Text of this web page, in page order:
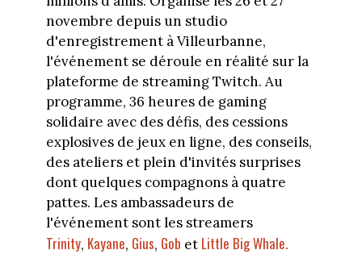
novembre depuis un studio
d'enregistrement à Villeurbanne,
l'événement se déroule en réalité sur la
plateforme de streaming Twitch. Au
programme, 36 heures de gaming
solidaire avec des défis, des cessions
explosives de jeux en ligne, des conseils,
des ateliers et plein d'invités surprises
dont quelques compagnons à quatre
pattes. Les ambassadeurs de
l'événement sont les streamers
Trinity, Kayane, Gius, Gob et Little Big Whale.